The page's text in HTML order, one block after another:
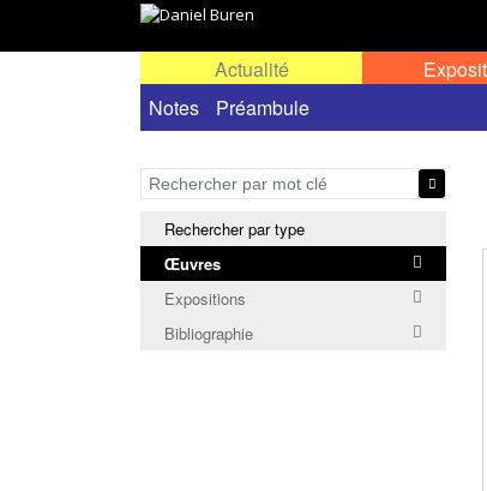
Actualité
Œuvres permanentes dans l'espace
Notes
Préambule
Rechercher par type
Œuvres
Expositions
Bibliographie